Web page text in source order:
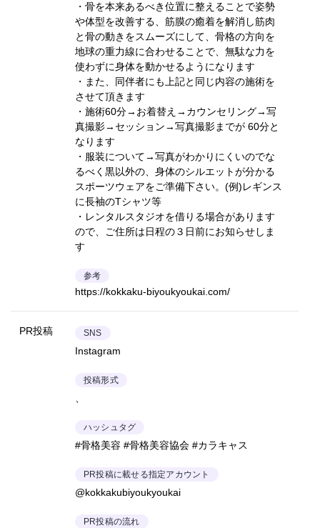
・骨を本来あるべき位置に整えることで姿勢
や体型を改善する、筋膜の癒着を解消し筋肉
と骨の動きをスムーズにして、骨格の方向を
地球の重力線に合わせることで、無駄な力を
使わずに身体を動かせるようになります
・また、同伴者にも上記と同じ内容の施術を
させて頂きます
・施術60分→お着替え→カウンセリング→写
真撮影→セッション→写真撮影までが 60分と
なります
・服装について→写真がわかりにくいのでな
るべく黒以外の、身体のシルエットが分かる
スポーツウェアをご準備下さい。(例)レギンス
に長袖のTシャツ等
・レンタルスタジオを借りる場合があります
ので、ご住所は日程の３日前にお知らせしま
す
参考
https://kokkaku-biyoukyoukai.com/
PR投稿 SNS
Instagram
投稿形式
ハッシュタグ
#骨格美容 #骨格美容協会 #カラキャス
PR投稿に載せる指定アカウント
@kokkakubiyoukyoukai
PR投稿の流れ